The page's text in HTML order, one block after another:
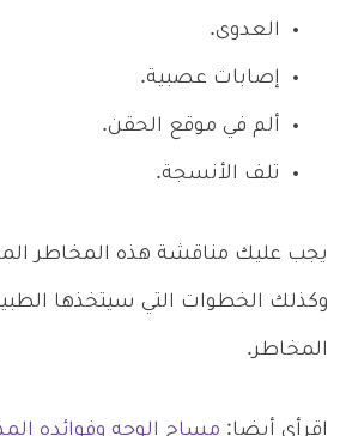
العدوى.
إصابات عصبية.
ألم في موقع الحقن.
تلف الأنسجة.
يجب عليك مناقشة هذه المخاطر
وكذلك الخطوات التي سيتخذها
المخاطر.
اقرأي أيضا: مساج الوجه وفوائده